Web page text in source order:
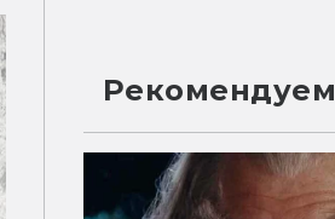
Рекомендуем